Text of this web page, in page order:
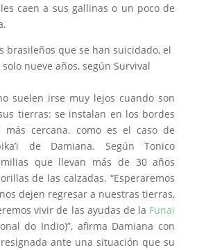
caen a sus gallinas o un poco de
brasileños que se han suicidado, el
nueve años, según Survival
suelen irse muy lejos cuando son
tierras: se instalan en los bordes
cercana, como es el caso de
de Damiana. Según Tonico
que llevan más de 30 años
de las calzadas. “Esperaremos
dejen regresar a nuestras tierras,
vivir de las ayudas de la Funai
do Indio)”, afirma Damiana con
ante una situación que su